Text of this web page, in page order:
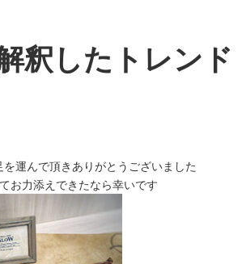
釈したトレンド
運んで頂きありがとうございました
お力添えできたなら幸いです